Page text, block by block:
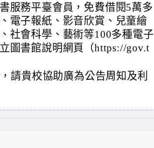
服務平臺會員，免費借閱5萬多
電子報紙、影音欣賞、兒童繪
社會科學、藝術等100多種電子
圖書館說明網頁（https://gov.t
請貴校協助廣為公告周知及利